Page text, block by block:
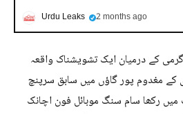
Urdu Leaks 2 months ago
کے درمیان ایک تشویشناک واقعہ
کے مغدوم پور گاؤں میں سابق سرپنچ
رکھا سام سنگ موبائل فون اچانک